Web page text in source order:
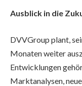
Ausblick in die
DVVGroup plant,
Monaten weiter
Entwicklungen
Marktanalysen,